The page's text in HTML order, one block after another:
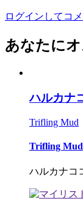
ログインしてコ
あなたに
ハルカナ
Trifling Mud
Trifling Mud
ハルカナコ